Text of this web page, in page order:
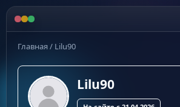
Главная/ Lilu90
Lilu90